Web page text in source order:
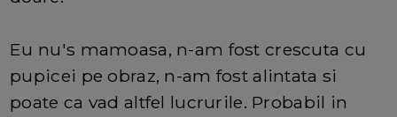
Eu nu's mamoasa, n-am fost crescuta cu
pupicei pe obraz, n-am fost alintata si
poate ca vad altfel lucrurile. Probabil in